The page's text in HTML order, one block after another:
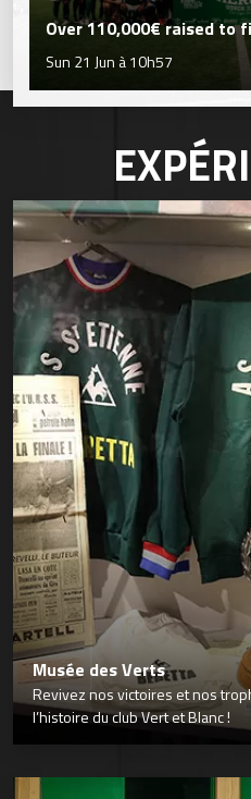
Over 110,000€ raised to
Sun 21 Jun à 10h57
Musée des Verts
Revivez nos victoires et nos
l’histoire du club Vert et Blanc !